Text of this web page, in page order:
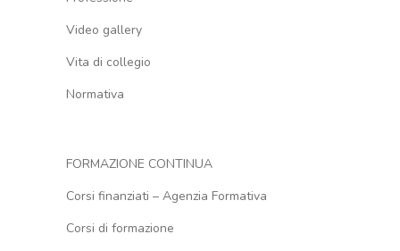
Video gallery
Vita di collegio
Normativa
FORMAZIONE CONTINUA
Corsi finanziati – Agenzia Formativa
Corsi di formazione